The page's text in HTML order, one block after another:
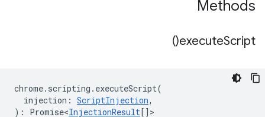
Methods
executeScript(
)
chrome. scripting . executeScript(
injection : ScriptInjection,
) : Promise<InjectionResult[] >